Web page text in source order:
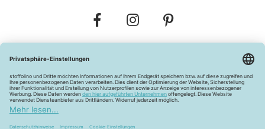
Widerrufsbelehrung Vertrag widerrufen
Barrierefreiheitserklärung